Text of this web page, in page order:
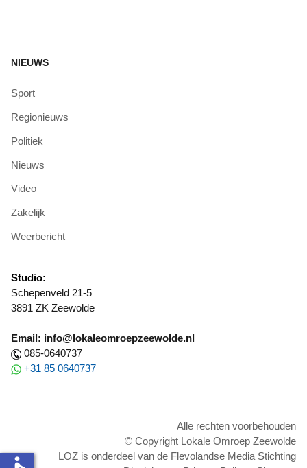
NIEUWS
Sport
Regionieuws
Politiek
Nieuws
Video
Zakelijk
Weerbericht
Studio:
Schepenveld 21-5
3891 ZK Zeewolde
Email: info@lokaleomroepzeewolde.nl
085-0640737
+31 85 0640737
Alle rechten voorbehouden
© Copyright Lokale Omroep Zeewolde
LOZ is onderdeel van de Flevolandse Media Stichting